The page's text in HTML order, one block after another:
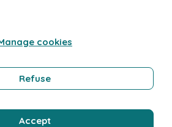
cookies
Refuse
Accept